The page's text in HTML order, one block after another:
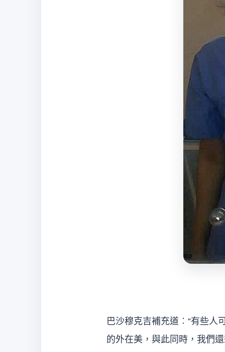
巴沙穆克吉補充道︰“有些
的外在美，與此同時，我們